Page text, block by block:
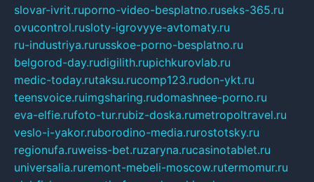
slovar-ivrit.ruporno-video-besplatno.ruseks-365.ru
ovucontrol.rusloty-igrovyye-avtomaty.ru
ru-industriya.rurusskoe-porno-besplatno.ru
belgorod-day.rudigilith.rupichkurovlab.ru
medic-today.rutaksu.rucomp123.rudon-ykt.ru
teensvoice.ruimgsharing.rudomashnee-porno.ru
eva-elfie.rufoto-tur.rubiz-doska.rumetropoltravel.ru
veslo-i-yakor.ruborodino-media.rurostotsky.ru
regionufa.ruweiss-bet.ruzaryna.rucasinotablet.ru
universalia.ruremont-mebeli-moscow.rutermomur.ru